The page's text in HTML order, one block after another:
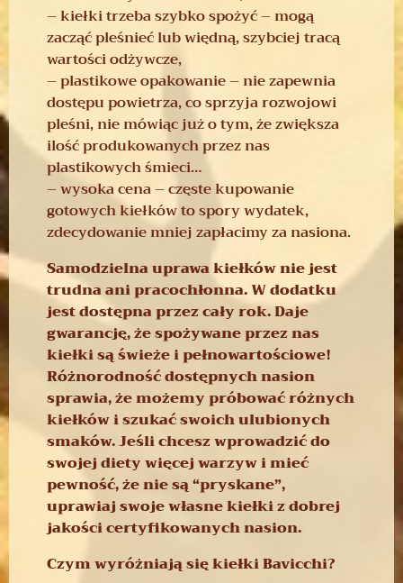
– kiełki trzeba szybko spożyć – mogą
zacząć pleśnieć lub więdną, szybciej tracą
wartości odżywcze,
– plastikowe opakowanie – nie zapewnia
dostępu powietrza, co sprzyja rozwojowi
pleśni, nie mówiąc już o tym, że zwiększa
ilość produkowanych przez nas
plastikowych śmieci…
– wysoka cena – częste kupowanie
gotowych kiełków to spory wydatek,
zdecydowanie mniej zapłacimy za nasiona.
Samodzielna uprawa kiełków nie jest
trudna ani pracochłonna. W dodatku
jest dostępna przez cały rok.Daje
gwarancję, że spożywane przez nas
kiełki są świeże i pełnowartościowe!
Różnorodność dostępnych nasion
sprawia, że możemy próbować różnych
kiełków i szukać swoich ulubionych
smaków. Jeśli chcesz wprowadzić do
swojej diety więcej warzyw i mieć
pewność, że nie są “pryskane”,
uprawiaj swoje własne kiełki z dobrej
jakości certyfikowanych nasion.
Czym wyróżniają się kiełki Bavicchi?